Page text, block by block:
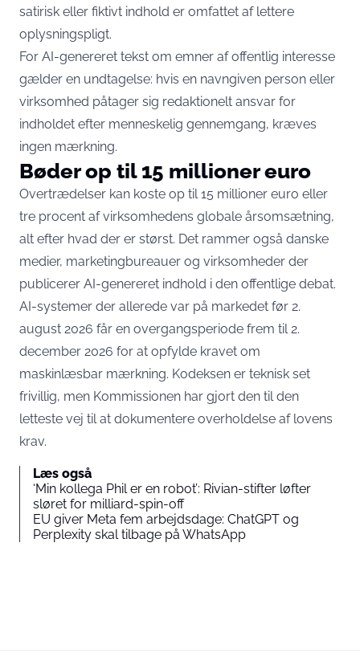
satirisk eller fiktivt indhold er omfattet af lettere
oplysningspligt.
For AI-genereret tekst om emner af offentlig interesse
gælder en undtagelse: hvis en navngiven person eller
virksomhed påtager sig redaktionelt ansvar for
indholdet efter menneskelig gennemgang, kræves
ingen mærkning.
Bøder op til 15 millioner euro
Overtrædelser kan koste op til 15 millioner euro eller
tre procent af virksomhedens globale årsomsætning,
alt efter hvad der er størst. Det rammer også danske
medier, marketingbureauer og virksomheder der
publicerer AI-genereret indhold i den offentlige debat.
AI-systemer der allerede var på markedet før 2.
august 2026 får en overgangsperiode frem til 2.
december 2026 for at opfylde kravet om
maskinlæsbar mærkning. Kodeksen er teknisk set
frivillig, men Kommissionen har gjort den til den
letteste vej til at dokumentere overholdelse af lovens
krav.
Læs også
‘Min kollega Phil er en robot’: Rivian-stifter løfter
sløret for milliard-spin-off
EU giver Meta fem arbejdsdage: ChatGPT og
Perplexity skal tilbage på WhatsApp